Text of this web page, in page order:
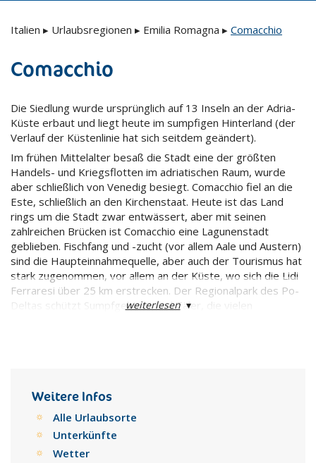
Italien ▸ Urlaubsregionen ▸ Emilia Romagna ▸ Comacchio
Comacchio
Die Siedlung wurde ursprünglich auf 13 Inseln an der Adria-
Küste erbaut und liegt heute im sumpfigen Hinterland (der
Verlauf der Küstenlinie hat sich seitdem geändert).
Im frühen Mittelalter besaß die Stadt eine der größten
Handels- und Kriegsflotten im adriatischen Raum, wurde
aber schließlich von Venedig besiegt. Comacchio fiel an die
Este, schließlich an den Kirchenstaat. Heute ist das Land
rings um die Stadt zwar entwässert, aber mit seinen
zahlreichen Brücken ist Comacchio eine Lagunenstadt
geblieben. Fischfang und -zucht (vor allem Aale und Austern)
sind die Haupteinnahmequelle, aber auch der Tourismus hat
stark zugenommen, vor allem an der Küste, wo sich die Lidi
Ferraresi über 25 km erstrecken. Der Regionalpark des Po-
Deltas schützt Sumpfgebiete und Täler, die vielen
weiterlesen▾
Weitere Infos
Alle Urlaubsorte
Unterkünfte
Wetter